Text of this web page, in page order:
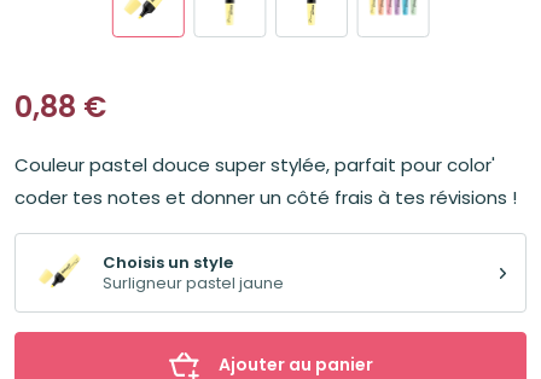
0,88 €
Couleur pastel douce super stylée, parfait pour color'
coder tes notes et donner un côté frais à tes révisions !
Choisis un style
Surligneur pastel jaune
Ajouter au panier